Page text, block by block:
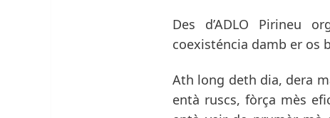
Des d’ADLO Pirineu
coexisténcia damb er os
Ath long deth dia, dera
entà ruscs, fòrça mès